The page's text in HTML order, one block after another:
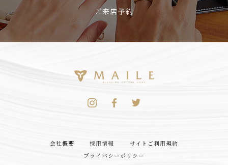
ご来店予約
会社概要 採用情報
サイトご利用規約
プライバシーポリシー